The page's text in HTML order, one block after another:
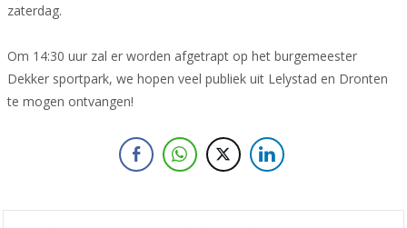
zaterdag.
Om 14:30 uur zal er worden afgetrapt op het burgemeester
Dekker sportpark, we hopen veel publiek uit Lelystad en Dronten
te mogen ontvangen!